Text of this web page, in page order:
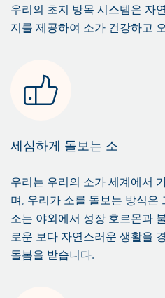
우리의 초지 방목 시스템은 자
지를 제공하여 소가 건강하고
세심하게 돌보는 소
우리는 우리의 소가 세계에서
며, 우리가 소를 돌보는 방식은
소는 야외에서 성장 호르몬과
로운 보다 자연스러운 생활을
돌봄을 받습니다.